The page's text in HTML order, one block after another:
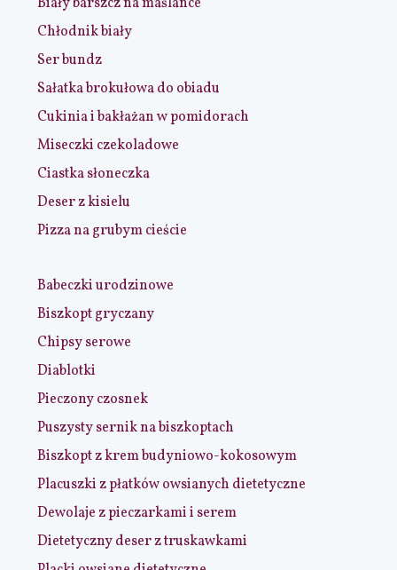
Chłodnik biały
Ser bundz
Sałatka brokułowa do obiadu
Cukinia i bakłażan w pomidorach
Miseczki czekoladowe
Ciastka słoneczka
Deser z kisielu
Pizza na grubym cieście
Babeczki urodzinowe
Biszkopt gryczany
Chipsy serowe
Diablotki
Pieczony czosnek
Puszysty sernik na biszkoptach
Biszkopt z krem budyniowo-kokosowym
Placuszki z płatków owsianych dietetyczne
Dewolaje z pieczarkami i serem
Dietetyczny deser z truskawkami